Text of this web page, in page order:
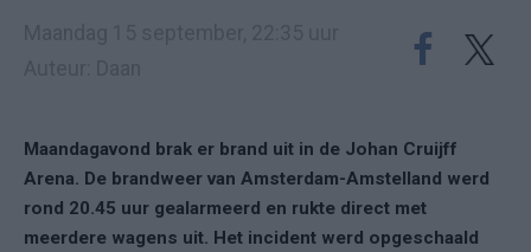
Maandagavond brak er brand uit in de Johan Cruijff
Arena. De brandweer van Amsterdam-Amstelland werd
rond 20.45 uur gealarmeerd en rukte direct met
meerdere wagens uit. Het incident werd opgeschaald